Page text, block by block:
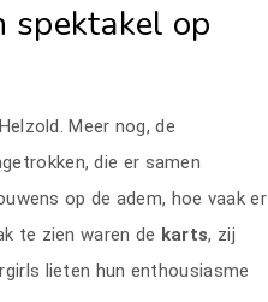
spektakel op
Meer nog, de
die er samen
op de adem, hoe vaak er
te zien waren de karts, zij
lieten hun enthousiasme